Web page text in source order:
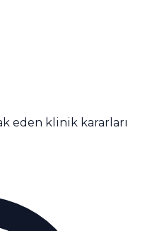
eden klinik kararları